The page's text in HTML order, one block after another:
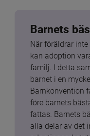
Barnets
När föräldrar
kan adoption
familj. I detta
barnet i en
Barnkonvention
före barnets
fattas. Barnets
alla delar av det